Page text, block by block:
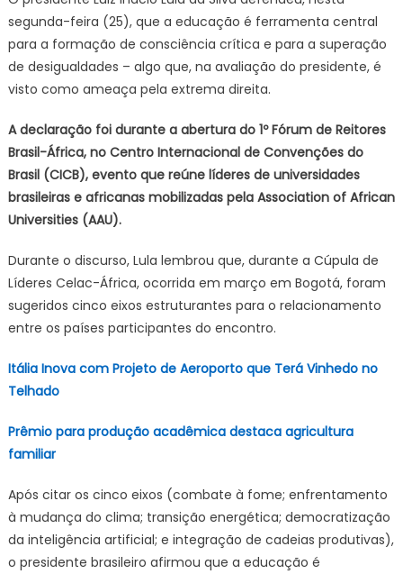
e
e
África
segunda-feira (25), que a educação é ferramenta central
para a formação de consciência crítica e para a superação
de desigualdades – algo que, na avaliação do presidente, é
visto como ameaça pela extrema direita.
A declaração foi durante a abertura do 1º Fórum de Reitores
Brasil-África, no Centro Internacional de Convenções do
Brasil (CICB), evento que reúne líderes de universidades
brasileiras e africanas mobilizadas pela Association of African
Universities (AAU).
Durante o discurso, Lula lembrou que, durante a Cúpula de
Líderes Celac-África, ocorrida em março em Bogotá, foram
sugeridos cinco eixos estruturantes para o relacionamento
entre os países participantes do encontro.
Itália Inova com Projeto de Aeroporto que Terá Vinhedo no
Telhado
Prêmio para produção acadêmica destaca agricultura
familiar
Após citar os cinco eixos (combate à fome; enfrentamento
à mudança do clima; transição energética; democratização
da inteligência artificial; e integração de cadeias produtivas),
o presidente brasileiro afirmou que a educação é